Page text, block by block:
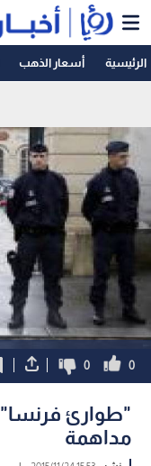
الرئيسية أسعار الذهب
0
0
مداهمة